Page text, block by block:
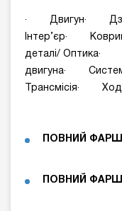
· Двигун·
Інтер’єр·
деталі/ Оптика·
двигуна·
Трансмісія·
ПОВНИЙ ФАРШ
ПОВНИЙ ФАРШ